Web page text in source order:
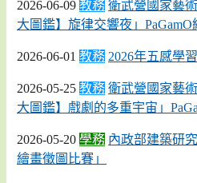
2026-06-09 教務 衛武營國家藝
大圖鑑】旋律交響夜」
2026-06-01 教務 2026年五感學
2026-05-25 教務 衛武營國家藝
大圖鑑】戲劇的多重宇宙」
2026-05-20 學務 內政部建築研
繪畫徵圖比賽」